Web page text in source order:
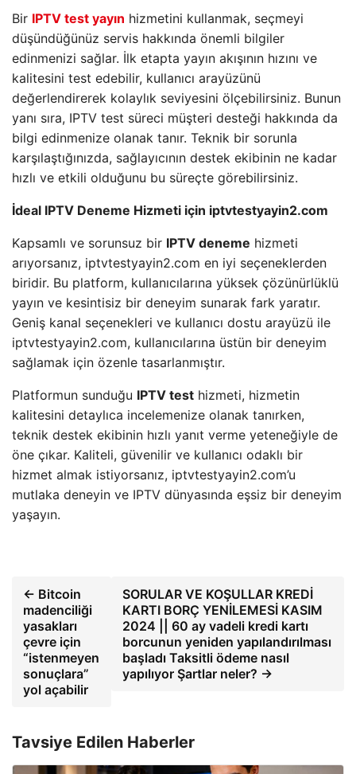
Bir IPTV test yayın hizmetini kullanmak, seçmeyi
düşündüğünüz servis hakkında önemli bilgiler
edinmenizi sağlar. İlk etapta yayın akışının hızını ve
kalitesini test edebilir, kullanıcı arayüzünü
değerlendirerek kolaylık seviyesini ölçebilirsiniz. Bunun
yanı sıra, IPTV test süreci müşteri desteği hakkında da
bilgi edinmenize olanak tanır. Teknik bir sorunla
karşılaştığınızda, sağlayıcının destek ekibinin ne kadar
hızlı ve etkili olduğunu bu süreçte görebilirsiniz.
İdeal IPTV Deneme Hizmeti için iptvtestyayin2.com
Kapsamlı ve sorunsuz bir IPTV deneme hizmeti
arıyorsanız, iptvtestyayin2.com en iyi seçeneklerden
biridir. Bu platform, kullanıcılarına yüksek çözünürlüklü
yayın ve kesintisiz bir deneyim sunarak fark yaratır.
Geniş kanal seçenekleri ve kullanıcı dostu arayüzü ile
iptvtestyayin2.com, kullanıcılarına üstün bir deneyim
sağlamak için özenle tasarlanmıştır.
Platformun sunduğu IPTV test hizmeti, hizmetin
kalitesini detaylıca incelemenize olanak tanırken,
teknik destek ekibinin hızlı yanıt verme yeteneğiyle de
öne çıkar. Kaliteli, güvenilir ve kullanıcı odaklı bir
hizmet almak istiyorsanız, iptvtestyayin2.com’u
mutlaka deneyin ve IPTV dünyasında eşsiz bir deneyim
yaşayın.
← Bitcoin
madenciliği
yasakları
çevre için
“istenmeyen
sonuçlara”
yol açabilir
SORULAR VE KOŞULLAR KREDİ
KARTI BORÇ YENİLEMESİ KASIM
2024 || 60 ay vadeli kredi kartı
borcunun yeniden yapılandırılması
başladı Taksitli ödeme nasıl
yapılıyor Şartlar neler? →
Tavsiye Edilen Haberler